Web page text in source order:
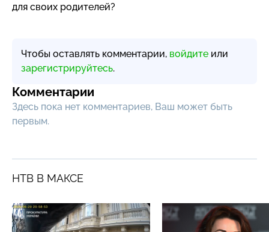
для своих родителей?
Чтобы оставлять комментарии, войдите или
зарегистрируйтесь.
Комментарии
Здесь пока нет комментариев, Ваш может быть
первым.
НТВ В МАКСЕ